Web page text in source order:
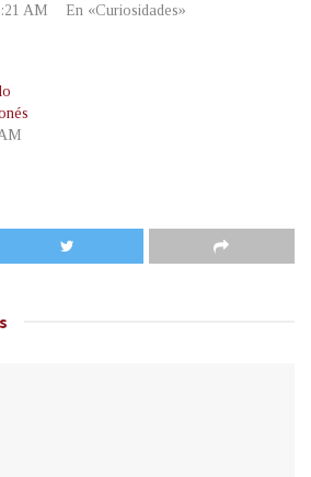
AM
En «Curiosidades»